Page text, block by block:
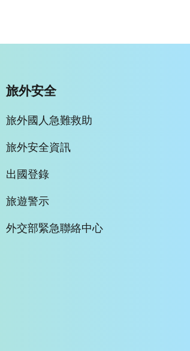
旅外安全
旅外國人急難救助
旅外安全資訊
出國登錄
旅遊警示
外交部緊急聯絡中心